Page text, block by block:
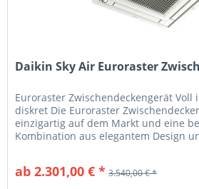
Daikin Sky Air Euroraster
Euroraster Zwischendeckengerät Voll
diskret Die Euroraster
einzigartig auf dem Markt und eine
Kombination aus elegantem Design
ab 2.301,00 € * 3.540,00 € *